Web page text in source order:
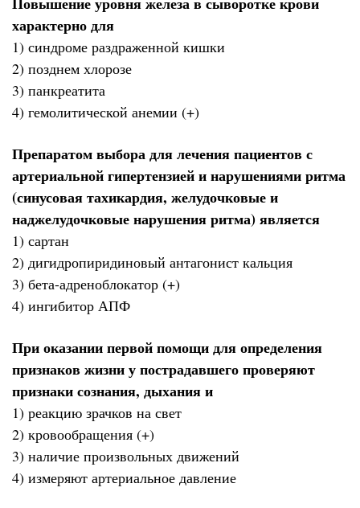
характерно для
1) синдроме раздраженной кишки
2) позднем хлорозе
3) панкреатита
4) гемолитической анемии (+)
Препаратом выбора для лечения пациентов с
артериальной гипертензией и нарушениями ритма
(синусовая тахикардия, желудочковые и
наджелудочковые нарушения ритма) является
1) сартан
2) дигидропиридиновый антагонист кальция
3) бета-адреноблокатор (+)
4) ингибитор АПФ
При оказании первой помощи для определения
признаков жизни у пострадавшего проверяют
признаки сознания, дыхания и
1) реакцию зрачков на свет
2) кровообращения (+)
3) наличие произвольных движений
4) измеряют артериальное давление